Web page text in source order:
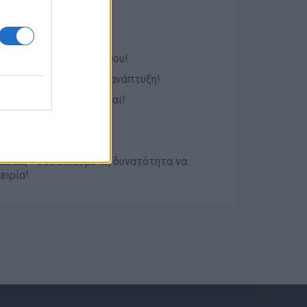
την αξία σου!
επαγγελματική σου ανάπτυξη!
ομάδα που νοιάζεται!
δίνουμε τη δυνατότητα να